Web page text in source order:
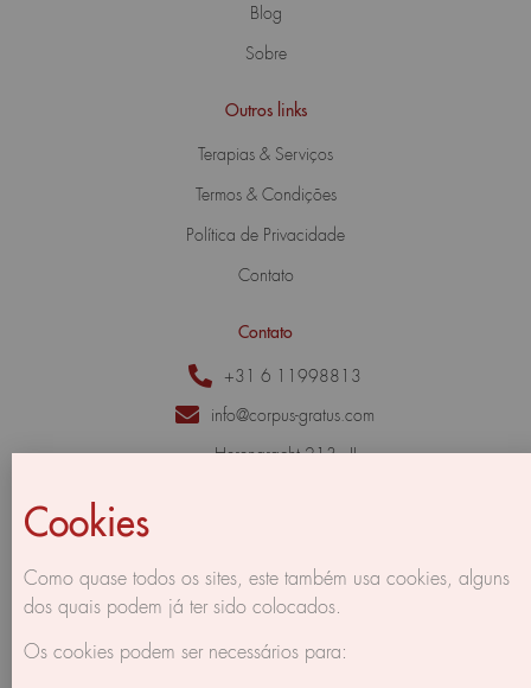
Blog
Sobre
Outros links
Terapias & Serviços
Termos & Condições
Política de Privacidade
Contato
Contato
+31 6 11998813
info@corpus-gratus.com
Herengracht 213 - II,
Cookies
Como quase todos os sites, este também usa cookies, alguns
dos quais podem já ter sido colocados.
Os cookies podem ser necessários para: